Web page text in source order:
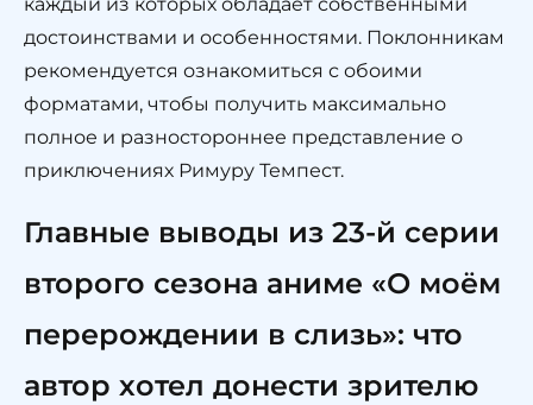
каждый из которых обладает собственными
достоинствами и особенностями. Поклонникам
рекомендуется ознакомиться с обоими
форматами, чтобы получить максимально
полное и разностороннее представление о
приключениях Римуру Темпест.
Главные выводы из 23-й серии
второго сезона аниме «О моём
перерождении в слизь»: что
автор хотел донести зрителю